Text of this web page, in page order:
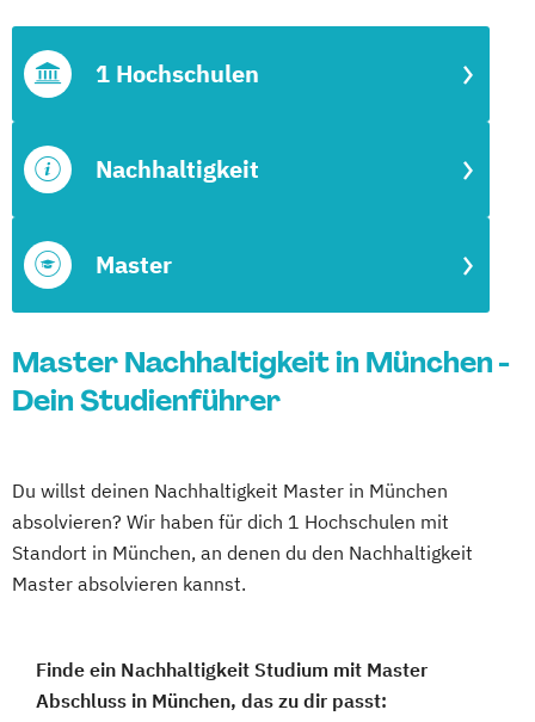
Master
Nachhaltigkeit
1 Hochschulen
Master Nachhaltigkeit in München -
Dein Studienführer
Du willst deinen Nachhaltigkeit Master in München
absolvieren? Wir haben für dich 1 Hochschulen mit
Standort in München, an denen du den Nachhaltigkeit
Master absolvieren kannst.
Finde ein Nachhaltigkeit Studium mit Master
Abschluss in München, das zu dir passt: